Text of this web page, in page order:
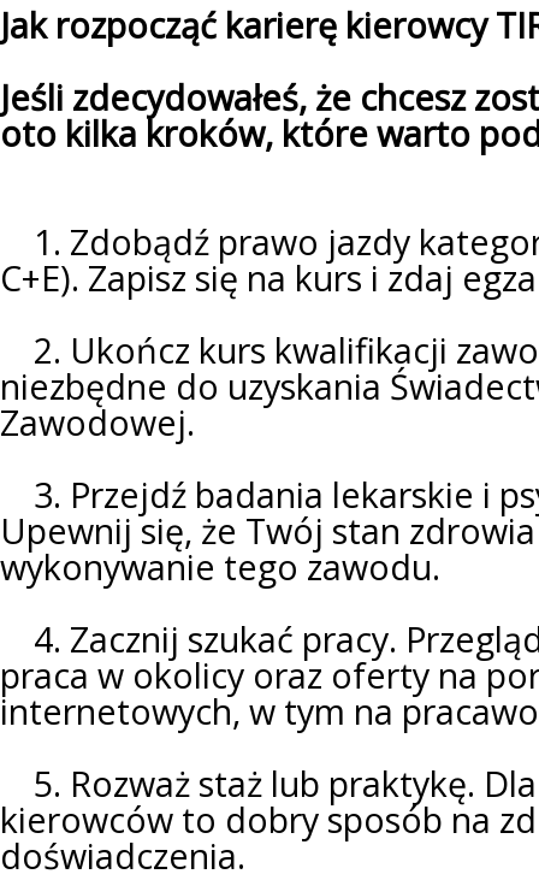
Jak rozpocząć karierę kierowcy
Jeśli zdecydowałeś, że chcesz
oto kilka kroków, które warto
1. Zdobądź prawo jazdy
C+E). Zapisz się na kurs i zdaj
2. Ukończ kurs kwalifikacji
niezbędne do uzyskania
Zawodowej.
3. Przejdź badania lekarskie i
Upewnij się, że Twój stan
wykonywanie tego zawodu.
4. Zacznij szukać pracy.
praca w okolicy oraz oferty na
internetowych, w tym na
5. Rozważ staż lub praktykę.
kierowców to dobry sposób na
doświadczenia.